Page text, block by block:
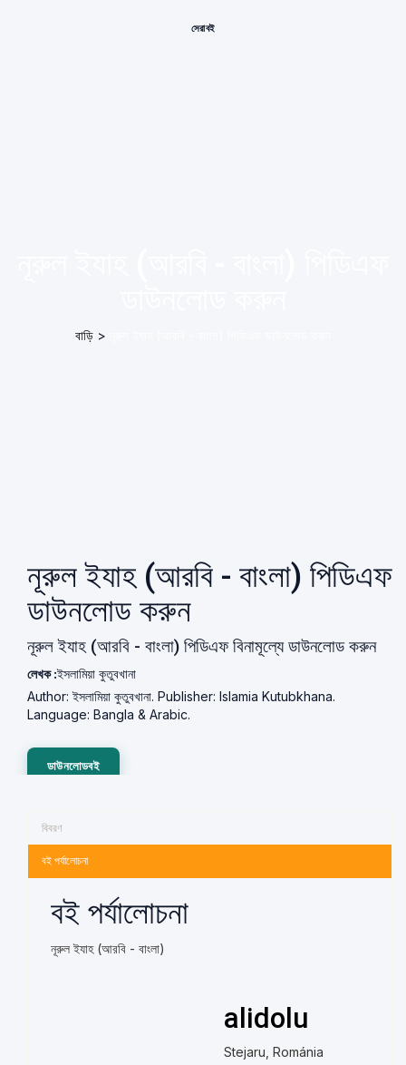
সেরা বই
বাড়ি >
নূরুল ইযাহ (আরবি - বাংলা) পিডিএফ
ডাউনলোড করুন
নূরুল ইযাহ (আরবি - বাংলা) পিডিএফ বিনামূল্যে ডাউনলোড করুন
লেখক :ইসলামিয়া কুতুবখানা
Author: ইসলামিয়া কুতুবখানা. Publisher: Islamia Kutubkhana.
Language: Bangla & Arabic.
ডাউনলোডবই
বিবরণ
বই পর্যালোচনা
বই পর্যালোচনা
নূরুল ইযাহ (আরবি - বাংলা)
alidolu
Stejaru, Románia